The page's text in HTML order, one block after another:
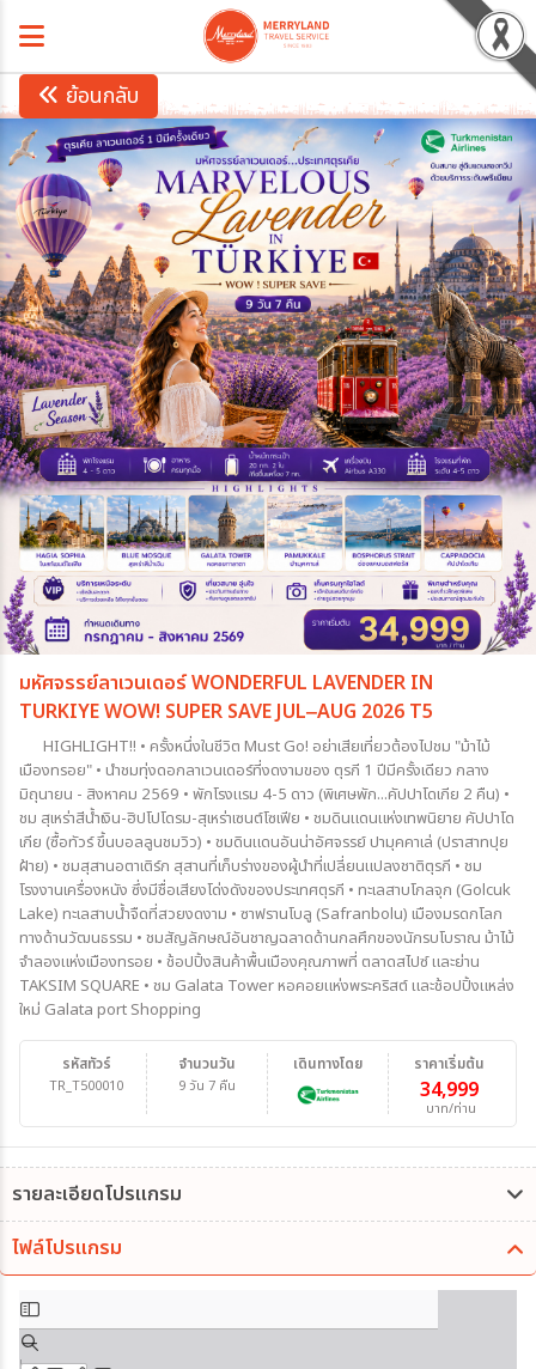
ย้อนกลับ
มหัศจรรย์ลาเวนเดอร์ WONDERFUL LAVENDER IN
TURKIYE WOW! SUPER SAVE JUL‒AUG 2026 T5
HIGHLIGHT!! • ครั้งหนึ่งในชีวิต Must Go! อย่าเสียเที่ยวต้องไปชม "ม้าไม้
เมืองทรอย" • นำชมทุ่งดอกลาเวนเดอร์ที่งดงามของ ตุรกี 1 ปีมีครั้งเดียว กลาง
มิถุนายน - สิงหาคม 2569 • พักโรงแรม 4-5 ดาว (พิเศษพัก...คัปปาโดเกีย 2 คืน) •
ชม สุเหร่าสีน้ำเงิน-ฮิปโปโดรม-สุเหร่าเซนต์โซเฟีย • ชมดินแดนแห่งเทพนิยาย คัปปาโด
เกีย (ซื้อทัวร์ ขึ้นบอลลูนชมวิว) • ชมดินแดนอันน่าอัศจรรย์ ปามุคคาเล่ (ปราสาทปุย
ฝ้าย) • ชมสุสานอตาเติร์ก สุสานที่เก็บร่างของผู้นำที่เปลี่ยนแปลงชาติตุรกี • ชม
โรงงานเครื่องหนัง ซึ่งมีชื่อเสียงโด่งดังของประเทศตุรกี • ทะเลสาบโกลจุก (Golcuk
Lake) ทะเลสาบน้ำจืดที่สวยงดงาม • ซาฟรานโบลู (Safranbolu) เมืองมรดกโลก
ทางด้านวัฒนธรรม • ชมสัญลักษณ์อันชาญฉลาดด้านกลศึกของนักรบโบราณ ม้าไม้
จำลองแห่งเมืองทรอย • ช้อปปิ้งสินค้าพื้นเมืองคุณภาพที่ ตลาดสไปซ์ และย่าน
TAKSIM SQUARE • ชม Galata Tower หอคอยแห่งพระคริสต์ และช้อปปิ้งแหล่ง
ใหม่ Galata port Shopping
รหัสทัวร์
TR_T500010
จำนวนวัน
9 วัน 7 คืน
ราคาเริ่มต้น
34,999
บาท/ท่าน
เดินทางโดย
รายละเอียดโปรแกรม
ไฟล์โปรแกรม